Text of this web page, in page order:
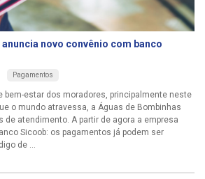
novo convênio com banco
Pagamentos
bem-estar dos moradores, principalmente neste
o mundo atravessa, a Águas de Bombinhas
de atendimento. A partir de agora a empresa
Sicoob: os pagamentos já podem ser
de ...